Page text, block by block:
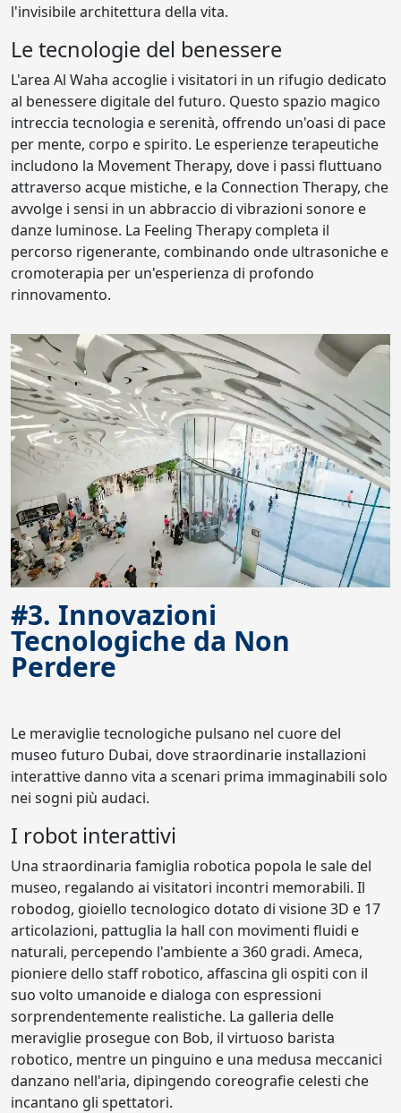
l'invisibile architettura della vita.
Le tecnologie del benessere
L'area Al Waha accoglie i visitatori in un rifugio dedicato
al benessere digitale del futuro. Questo spazio magico
intreccia tecnologia e serenità, offrendo un'oasi di pace
per mente, corpo e spirito. Le esperienze terapeutiche
includono la Movement Therapy, dove i passi fluttuano
attraverso acque mistiche, e la Connection Therapy, che
avvolge i sensi in un abbraccio di vibrazioni sonore e
danze luminose. La Feeling Therapy completa il
percorso rigenerante, combinando onde ultrasoniche e
cromoterapia per un'esperienza di profondo
rinnovamento.
#3. Innovazioni
Tecnologiche da Non
Perdere
Le meraviglie tecnologiche pulsano nel cuore del
museo futuro Dubai, dove straordinarie installazioni
interattive danno vita a scenari prima immaginabili solo
nei sogni più audaci.
I robot interattivi
Una straordinaria famiglia robotica popola le sale del
museo, regalando ai visitatori incontri memorabili. Il
robodog, gioiello tecnologico dotato di visione 3D e 17
articolazioni, pattuglia la hall con movimenti fluidi e
naturali, percependo l'ambiente a 360 gradi. Ameca,
pioniere dello staff robotico, affascina gli ospiti con il
suo volto umanoide e dialoga con espressioni
sorprendentemente realistiche. La galleria delle
meraviglie prosegue con Bob, il virtuoso barista
robotico, mentre un pinguino e una medusa meccanici
danzano nell'aria, dipingendo coreografie celesti che
incantano gli spettatori.